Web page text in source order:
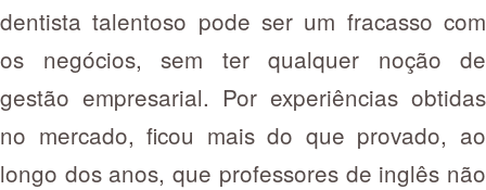
dentista talentoso pode ser um fracasso com
os negócios, sem ter qualquer noção de
gestão empresarial. Por experiências obtidas
no mercado, ficou mais do que provado, ao
longo dos anos, que professores de inglês não